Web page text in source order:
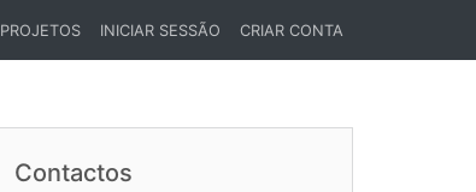
PROJETOS INICIAR SESSÃO CRIAR CONTA
Contactos